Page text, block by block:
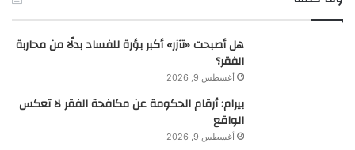
هل أصبحت «تآزر» أكبر بؤرة للفساد بدلًا من محاربة
الفقر؟
أغسطس 9, 2026
بيرام: أرقام الحكومة عن مكافحة الفقر لا تعكس
الواقع
أغسطس 9, 2026